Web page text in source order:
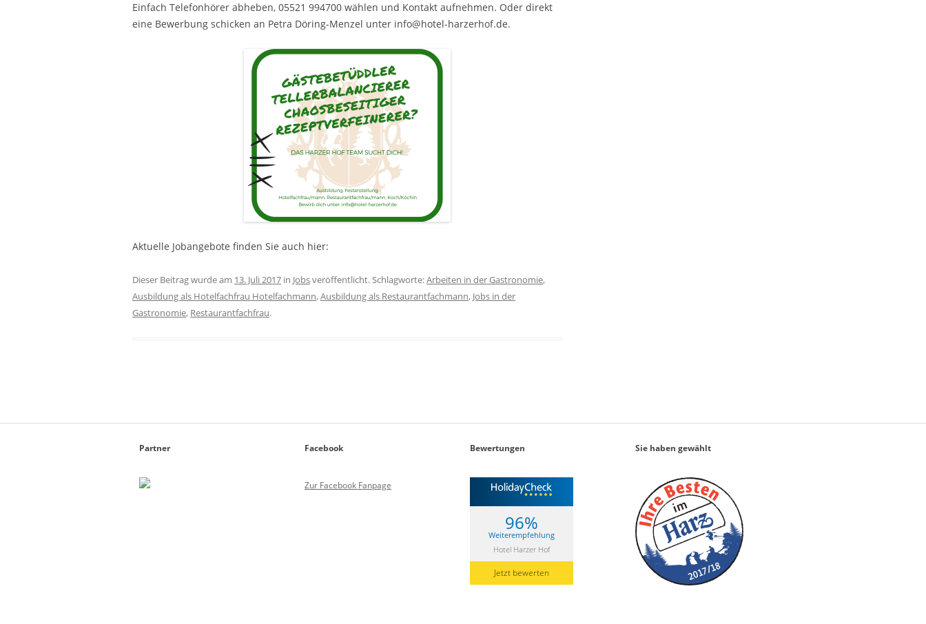
Einfach Telefonhörer abheben, 05521 994700 wählen und Kontakt aufnehmen. Oder direkt
eine Bewerbung schicken an Petra Döring-Menzel unter info@hotel-harzerhof.de.
Aktuelle Jobangebote finden Sie auch hier:
Dieser Beitrag wurde am 13. Juli 2017 in Jobsveröffentlicht. Schlagworte:Arbeiten in der Gastronomie,
Ausbildung als Hotelfachfrau Hotelfachmann,Ausbildung als Restaurantfachmann, Jobs in der
Gastronomie, Restaurantfachfrau.
Partner Facebook
Zur Facebook Fanpage
Bewertungen
96%
Weiterempfehlung
Hotel Harzer Hof
Jetzt bewerten
Sie haben gewählt